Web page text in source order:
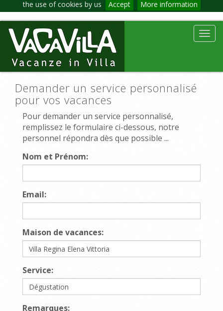
the use of cookies by us Accept More information
Demander un service personnalisé
pour vos vacances
Pour demander un service personnalisé,
remplissez le formulaire ci-dessous, notre
personnel répondra dès que possible ...
Nom et Prénom:
Email:
Maison de vacances:
Service:
Remarques: